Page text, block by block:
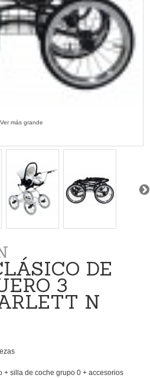
Ver más grande
DE
3
N
+ silla de coche grupo 0 + accesorios